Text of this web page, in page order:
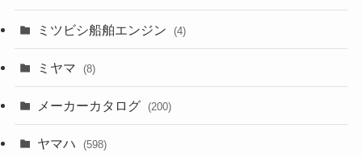
ミツビシ船舶エンジン (4)
ミヤマ (8)
メーカーカタログ (200)
ヤマハ (598)